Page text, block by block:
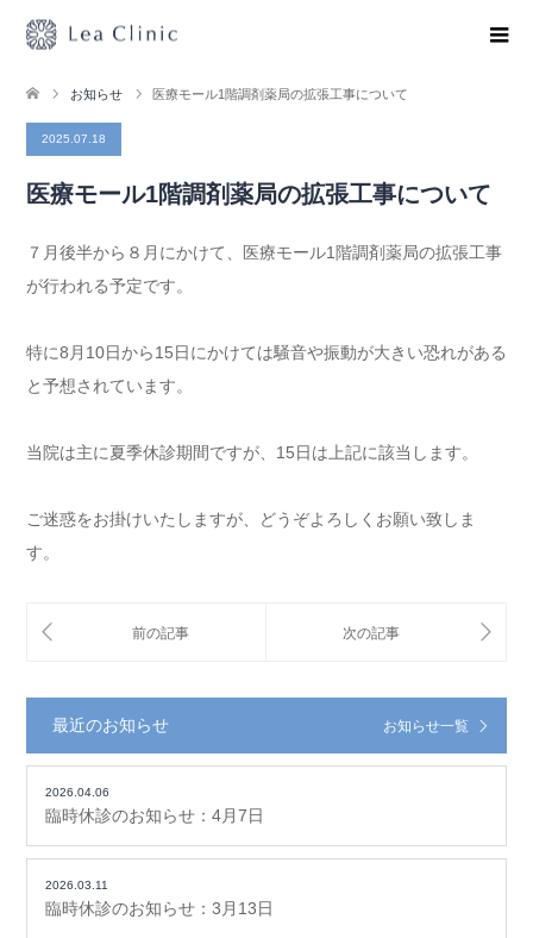
お知らせ 医療モール1階調剤薬局の拡張工事について
2025.07.18
医療モール1階調剤薬局の拡張工事について
７月後半から８月にかけて、医療モール1階調剤薬局の拡張工事
が行われる予定です。
特に8月10日から15日にかけては騒音や振動が大きい恐れがある
と予想されています。
当院は主に夏季休診期間ですが、15日は上記に該当します。
ご迷惑をお掛けいたしますが、どうぞよろしくお願い致しま
す。
最近のお知らせ お知らせ一覧
2026.04.06
臨時休診のお知らせ：4月7日
2026.03.11
臨時休診のお知らせ：3月13日